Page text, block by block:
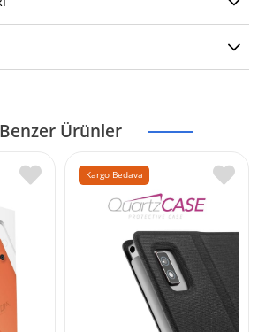
Benzer Ürünler
Kargo Bedava